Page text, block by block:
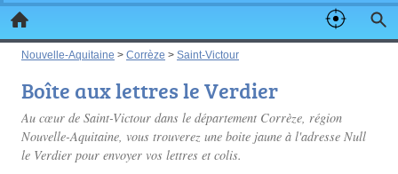
Nouvelle-Aquitaine > Corrèze > Saint-Victour
Boîte aux lettres le Verdier
Au cœur de Saint-Victour dans le département Corrèze, région
Nouvelle-Aquitaine, vous trouverez une boite jaune à l'adresse Null
le Verdier pour envoyer vos lettres et colis.